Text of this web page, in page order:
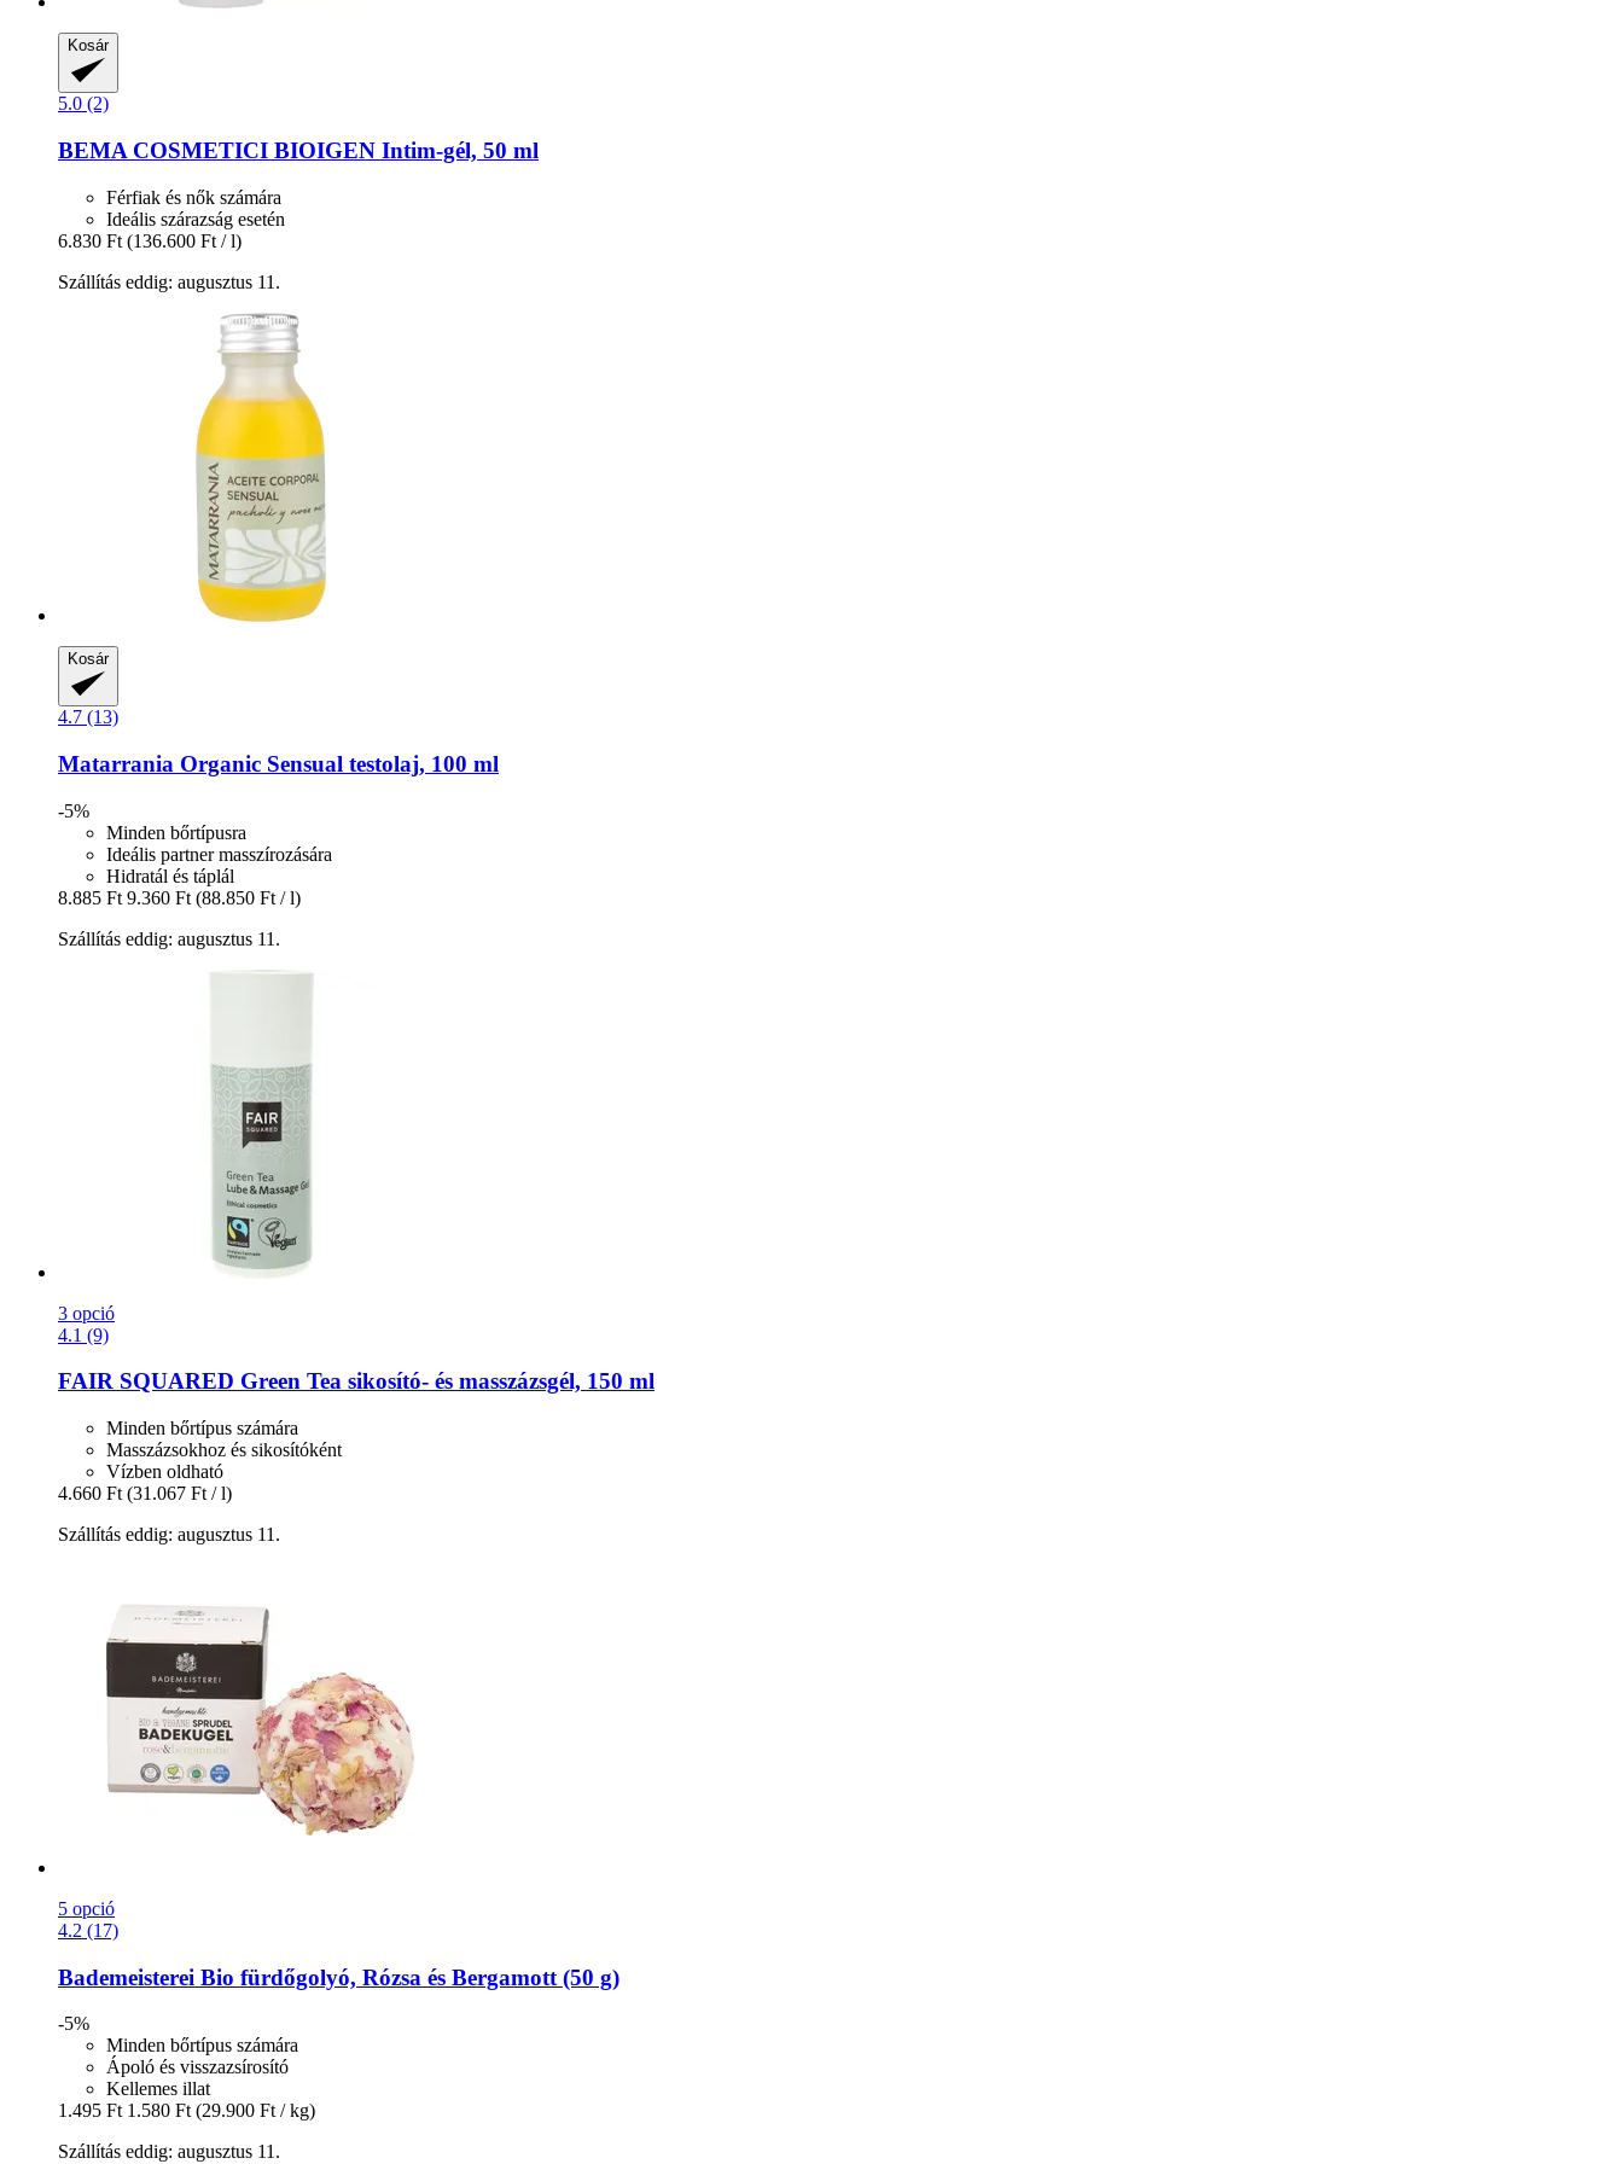
Kosár
5.0 (2)
BEMA COSMETICI BIOIGEN Intim-​gél, 50 ml
Férfiak és nők számára
Ideális szárazság esetén
6.830 Ft (136.600 Ft / l)
Szállítás eddig: augusztus 11.
Kosár
4.7 (13)
Matarrania Organic Sensual testolaj, 100 ml
-5%
Minden bőrtípusra
Ideális partner masszírozására
Hidratál és táplál
8.885 Ft 9.360 Ft (88.850 Ft / l)
Szállítás eddig: augusztus 11.
3 opció
4.1 (9)
FAIR SQUARED Green Tea sikosító-​ és masszázsgél, 150 ml
Minden bőrtípus számára
Masszázsokhoz és sikosítóként
Vízben oldható
4.660 Ft (31.067 Ft / l)
Szállítás eddig: augusztus 11.
5 opció
4.2 (17)
Bademeisterei Bio fürdőgolyó, Rózsa és Bergamott (50 g)
-5%
Minden bőrtípus számára
Ápoló és visszazsírosító
Kellemes illat
1.495 Ft 1.580 Ft (29.900 Ft / kg)
Szállítás eddig: augusztus 11.